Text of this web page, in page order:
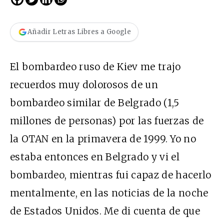
Añadir Letras Libres a Google
El bombardeo ruso de Kiev me trajo
recuerdos muy dolorosos de un
bombardeo similar de Belgrado (1,5
millones de personas) por las fuerzas de
la OTAN en la primavera de 1999. Yo no
estaba entonces en Belgrado y vi el
bombardeo, mientras fui capaz de hacerlo
mentalmente, en las noticias de la noche
de Estados Unidos. Me di cuenta de que